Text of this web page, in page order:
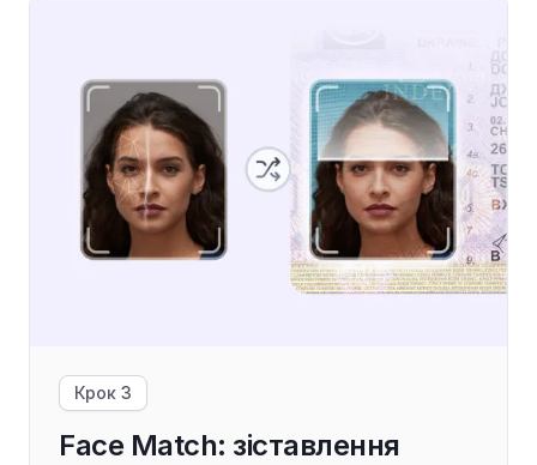
Крок 3
Face Match: зіставлення